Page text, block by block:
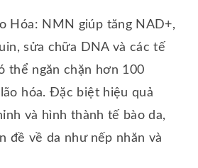
Hóa: NMN giúp tăng NAD+,
sửa chữa DNA và các tế
thể ngăn chặn hơn 100
hóa. Đặc biệt hiệu quả
và hình thành tế bào da,
đề về da như nếp nhăn và